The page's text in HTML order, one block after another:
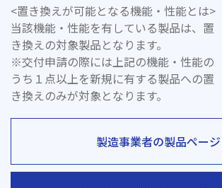
<置き換えが可能となる機能・性能とは>
当該機能・性能を有している製品は、置
き換えの対象製品となります。
※交付申請の際には上記の機能・性能の
うち１点以上を新規に有する製品への置
き換えのみが対象となります。
製造事業者の製品ページ